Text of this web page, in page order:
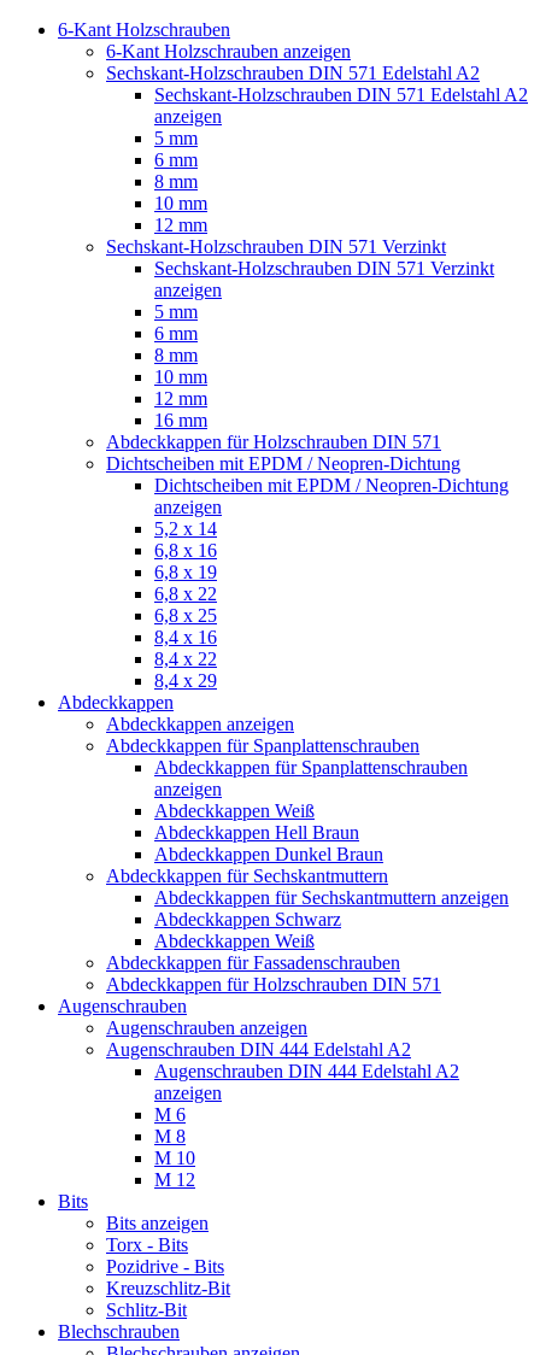
6-Kant Holzschrauben
6-Kant Holzschrauben anzeigen
Sechskant-Holzschrauben DIN 571 Edelstahl A2
Sechskant-Holzschrauben DIN 571 Edelstahl A2
anzeigen
5 mm
6 mm
8 mm
10 mm
12 mm
Sechskant-Holzschrauben DIN 571 Verzinkt
Sechskant-Holzschrauben DIN 571 Verzinkt
anzeigen
5 mm
6 mm
8 mm
10 mm
12 mm
16 mm
Abdeckkappen für Holzschrauben DIN 571
Dichtscheiben mit EPDM / Neopren-Dichtung
Dichtscheiben mit EPDM / Neopren-Dichtung
anzeigen
5,2 x 14
6,8 x 16
6,8 x 19
6,8 x 22
6,8 x 25
8,4 x 16
8,4 x 22
8,4 x 29
Abdeckkappen
Abdeckkappen anzeigen
Abdeckkappen für Spanplattenschrauben
Abdeckkappen für Spanplattenschrauben
anzeigen
Abdeckkappen Weiß
Abdeckkappen Hell Braun
Abdeckkappen Dunkel Braun
Abdeckkappen für Sechskantmuttern
Abdeckkappen für Sechskantmuttern anzeigen
Abdeckkappen Schwarz
Abdeckkappen Weiß
Abdeckkappen für Fassadenschrauben
Abdeckkappen für Holzschrauben DIN 571
Augenschrauben
Augenschrauben anzeigen
Augenschrauben DIN 444 Edelstahl A2
Augenschrauben DIN 444 Edelstahl A2
anzeigen
M 6
M 8
M 10
M 12
Bits
Bits anzeigen
Torx - Bits
Pozidrive - Bits
Kreuzschlitz-Bit
Schlitz-Bit
Blechschrauben